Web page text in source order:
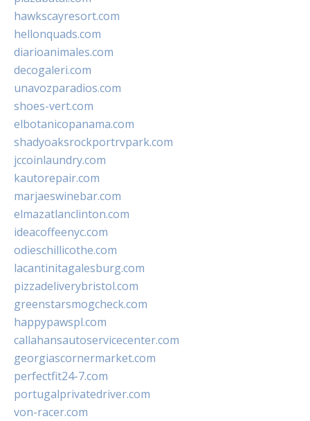
hawkscayresort.com
hellonquads.com
diarioanimales.com
decogaleri.com
unavozparadios.com
shoes-vert.com
elbotanicopanama.com
shadyoaksrockportrvpark.com
jccoinlaundry.com
kautorepair.com
marjaeswinebar.com
elmazatlanclinton.com
ideacoffeenyc.com
odieschillicothe.com
lacantinitagalesburg.com
pizzadeliverybristol.com
greenstarsmogcheck.com
happypawspl.com
callahansautoservicecenter.com
georgiascornermarket.com
perfectfit24-7.com
portugalprivatedriver.com
von-racer.com